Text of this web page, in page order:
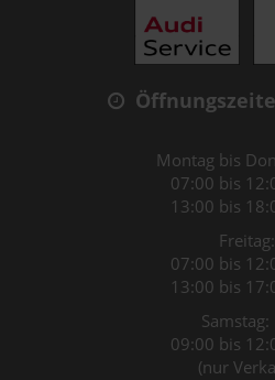
Montag bis
07:00 bis
13:00 bis
Freitag:
07:00 bis
13:00 bis
09:00 bis
(nur